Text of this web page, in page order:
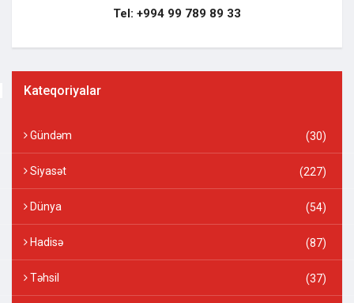
Tel: +994 99 789 89 33
Kateqoriyalar
Gündəm (30)
Siyasət (227)
Dünya (54)
Hadisə (87)
Təhsil (37)